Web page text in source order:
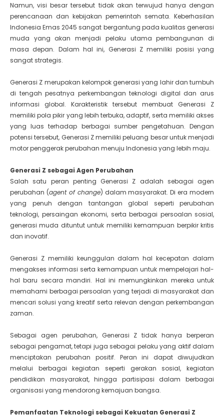
Namun, visi besar tersebut tidak akan terwujud hanya dengan
perencanaan dan kebijakan pemerintah semata. Keberhasilan
Indonesia Emas 2045 sangat bergantung pada kualitas generasi
muda yang akan menjadi pelaku utama pembangunan di
masa depan. Dalam hal ini, Generasi Z memiliki posisi yang
sangat strategis.
Generasi Z merupakan kelompok generasi yang lahir dan tumbuh
di tengah pesatnya perkembangan teknologi digital dan arus
informasi global. Karakteristik tersebut membuat Generasi Z
memiliki pola pikir yang lebih terbuka, adaptif, serta memiliki akses
yang luas terhadap berbagai sumber pengetahuan. Dengan
potensi tersebut, Generasi Z memiliki peluang besar untuk menjadi
motor penggerak perubahan menuju Indonesia yang lebih maju.
Generasi Z sebagai Agen Perubahan
Salah satu peran penting Generasi Z adalah sebagai agen
perubahan (agent of change) dalam masyarakat. Di era modern
yang penuh dengan tantangan global seperti perubahan
teknologi, persaingan ekonomi, serta berbagai persoalan sosial,
generasi muda dituntut untuk memiliki kemampuan berpikir kritis
dan inovatif.
Generasi Z memiliki keunggulan dalam hal kecepatan dalam
mengakses informasi serta kemampuan untuk mempelajari hal-
hal baru secara mandiri. Hal ini memungkinkan mereka untuk
memahami berbagai persoalan yang terjadi di masyarakat dan
mencari solusi yang kreatif serta relevan dengan perkembangan
zaman.
Sebagai agen perubahan, Generasi Z tidak hanya berperan
sebagai pengamat, tetapi juga sebagai pelaku yang aktif dalam
menciptakan perubahan positif. Peran ini dapat diwujudkan
melalui berbagai kegiatan seperti gerakan sosial, kegiatan
pendidikan masyarakat, hingga partisipasi dalam berbagai
organisasi yang mendorong kemajuan bangsa.
Pemanfaatan Teknologi sebagai Kekuatan Generasi Z